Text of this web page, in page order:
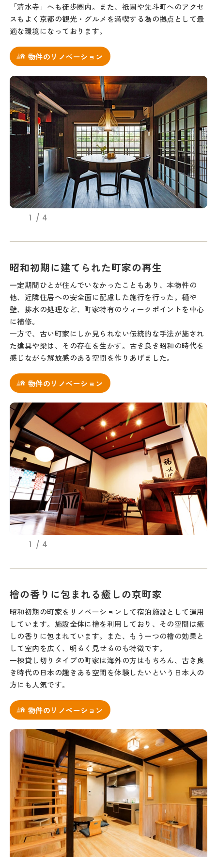
「清水寺」へも徒歩圏内。また、祇園や先斗町へのアクセ
スもよく京都の観光・グルメを満喫する為の拠点として最
適な環境になっております。
物件のリノベーション
1 4
昭和初期に建てられた町家の再生
一定期間ひとが住んでいなかったこともあり、本物件の
他、近隣住居への安全面に配慮した施行を行った。樋や
壁、排水の処理など、町家特有のウィークポイントを中心
に補修。
一方で、古い町家にしか見られない伝統的な手法が施され
た建具や梁は、その存在を生かす。古き良き昭和の時代を
感じながら解放感のある空間を作りあげました。
物件のリノベーション
1 4
檜の香りに包まれる癒しの京町家
昭和初期の町家をリノベーションして宿泊施設として運用
しています。施設全体に檜を利用しており、その空間は癒
しの香りに包まれています。また、もう一つの檜の効果と
して室内を広く、明るく見せるのも特徴です。
一棟貸し切りタイプの町家は海外の方はもちろん、古き良
き時代の日本の趣きある空間を体験したいという日本人の
方にも人気です。
物件のリノベーション